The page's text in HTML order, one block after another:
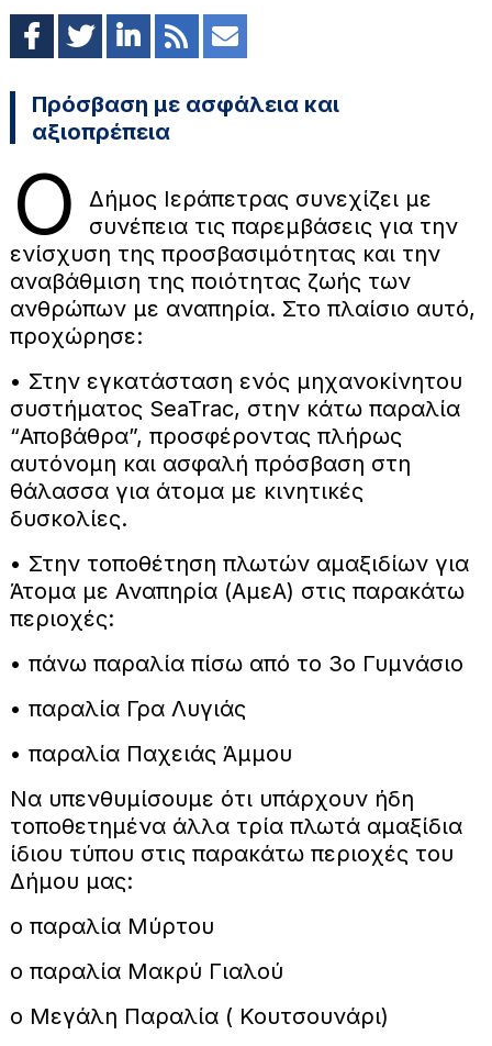
Πρόσβαση με ασφάλεια και
αξιοπρέπεια
Ο
Δήμος Ιεράπετρας συνεχίζει με
συνέπεια τις παρεμβάσεις για την
ενίσχυση της προσβασιμότητας και την
αναβάθμιση της ποιότητας ζωής των
ανθρώπων με αναπηρία. Στο πλαίσιο αυτό,
προχώρησε:
• Στην εγκατάσταση ενός μηχανοκίνητου
συστήματος SeaTrac, στην κάτω παραλία
“Αποβάθρα”, προσφέροντας πλήρως
αυτόνομη και ασφαλή πρόσβαση στη
θάλασσα για άτομα με κινητικές
δυσκολίες.
• Στην τοποθέτηση πλωτών αμαξιδίων για
Άτομα με Αναπηρία (ΑμεΑ) στις παρακάτω
περιοχές:
• πάνω παραλία πίσω από το 3ο Γυμνάσιο
• παραλία Γρα Λυγιάς
• παραλία Παχειάς Άμμου
Να υπενθυμίσουμε ότι υπάρχουν ήδη
τοποθετημένα άλλα τρία πλωτά αμαξίδια
ίδιου τύπου στις παρακάτω περιοχές του
Δήμου μας:
o παραλία Μύρτου
o παραλία Μακρύ Γιαλού
o Μεγάλη Παραλία ( Κουτσουνάρι)